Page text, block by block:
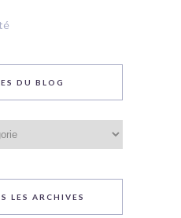
DU BLOG
LES ARCHIVES